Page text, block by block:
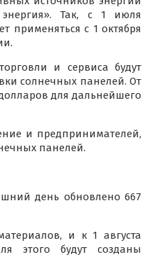
Так, с 1 июля
применяться с 1 октября
и сервиса будут
солнечных панелей. От
для дальнейшего
и предпринимателей,
панелей.
день обновлено 667
и к 1 августа
этого будут созданы